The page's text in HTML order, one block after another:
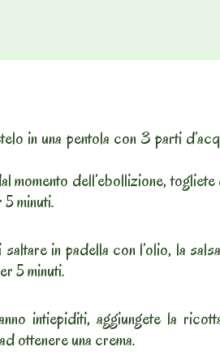
in una pentola con 3 parti
momento dell’ebollizione, togliete
minuti.
in padella con l’olio, la
5 minuti.
intiepiditi, aggiungete la
ottenere una crema.